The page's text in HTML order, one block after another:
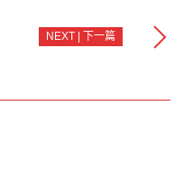
NEXT | 下一篇